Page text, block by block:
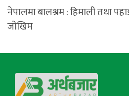
नेपालमा बालश्रम : हिमाली तथा
जोखिम